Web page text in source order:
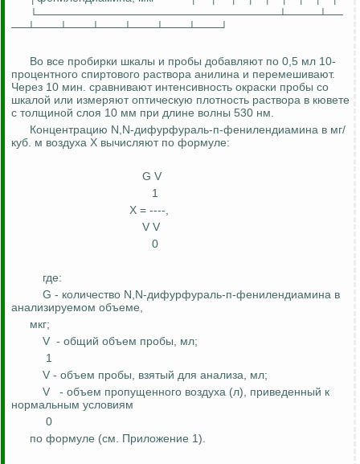
└──────────────────────────────┴────┴──
──┴───┴───┴───┴───┴───┴───┘
Во все пробирки шкалы и пробы добавляют по 0,5 мл 10-
процентного спиртового раствора анилина и перемешивают.
Через 10 мин. сравнивают интенсивность окраски пробы со
шкалой или измеряют оптическую плотность раствора в кювете
с толщиной слоя 10 мм при длине волны 530 нм.
Концентрацию N,N-дифурфураль-п-фенилендиамина в мг/
куб. м воздуха Х вычисляют по формуле:
G V
1
Х = ----,
V V
0
где:
G - количество N,N-дифурфураль-п-фенилендиамина в
анализируемом объеме,
мкг;
V - общий объем пробы, мл;
1
V - объем пробы, взятый для анализа, мл;
V
- объем пропущенного воздуха (л), приведенный к
нормальным условиям
0
по формуле (см. Приложение 1).